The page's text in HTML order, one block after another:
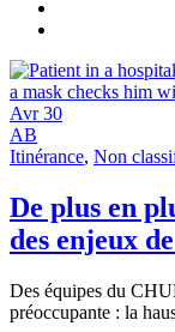
Avr 30
AB
Itinérance, Non
De plus en
des enjeux
Des équipes du
préoccupante : la